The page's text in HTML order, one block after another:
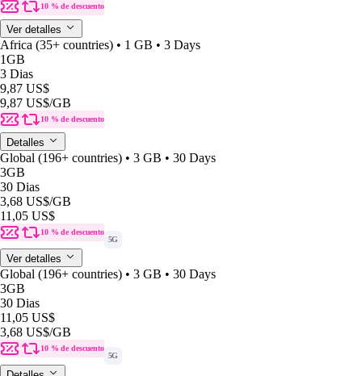
10 % de descuento
Ver detalles
Africa (35+ countries) • 1 GB • 3 Days
1GB
3 Dias
9,87 US$
9,87 US$/GB
10 % de descuento
Detalles
Global (196+ countries) • 3 GB • 30 Days
3GB
30 Dias
3,68 US$/GB
11,05 US$
10 % de descuento
5G
Ver detalles
Global (196+ countries) • 3 GB • 30 Days
3GB
30 Dias
11,05 US$
3,68 US$/GB
10 % de descuento
5G